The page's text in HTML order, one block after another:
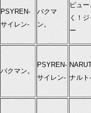
PSYREN-
サイレン-
バクマ
ン。
ピュ
く！
ー
バクマン。
PSYREN-
サイレン- ナルト-